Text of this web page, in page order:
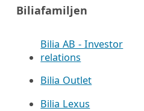
Biliafamiljen
Bilia AB - Investor
relations
Bilia Outlet
Bilia Lexus